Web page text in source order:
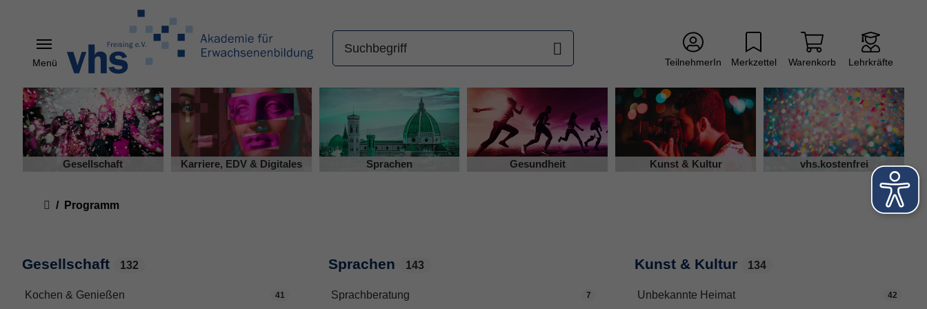
Menü TeilnehmerIn Merkzettel Warenkorb Lehrkräfte
Gesellschaft Karriere, EDV & Digitales Sprachen Gesundheit Kunst & Kultur vhs.kostenfrei
Programm
Gesellschaft 132
Kochen & Genießen 41
Sprachen 143
Sprachberatung 7
Kunst & Kultur 134
Unbekannte Heimat 42